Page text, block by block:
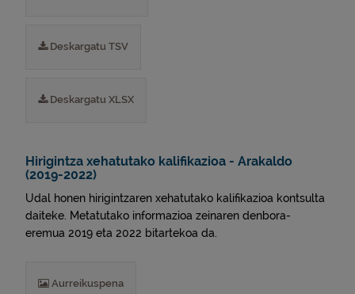
Deskargatu TSV
Deskargatu XLSX
Hirigintza xehatutako kalifikazioa - Arakaldo
(2019-2022)
Udal honen hirigintzaren xehatutako kalifikazioa kontsulta
daiteke. Metatutako informazioa zeinaren denbora-
eremua 2019 eta 2022 bitartekoa da.
Aurreikuspena